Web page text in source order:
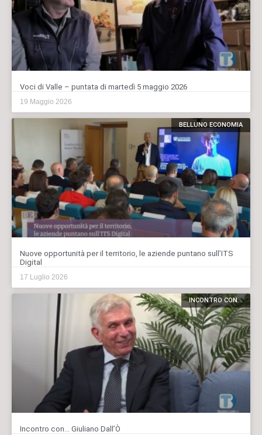
Voci di Valle – puntata di martedì 5 maggio 2026
19 Maggio 2026
BELLUNO ECONOMIA
Nuove opportunità per il territorio, le aziende puntano sull’ITS
Digital
17 Luglio 2026
INCONTRO CON...
Incontro con… Giuliano Dall’Ò